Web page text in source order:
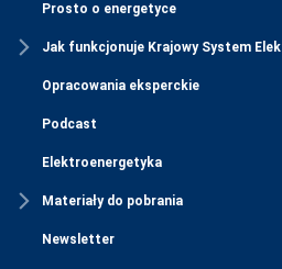
Prosto o energetyce
Jak funkcjonuje Krajowy System
Opracowania eksperckie
Podcast
Elektroenergetyka
Materiały do pobrania
Newsletter